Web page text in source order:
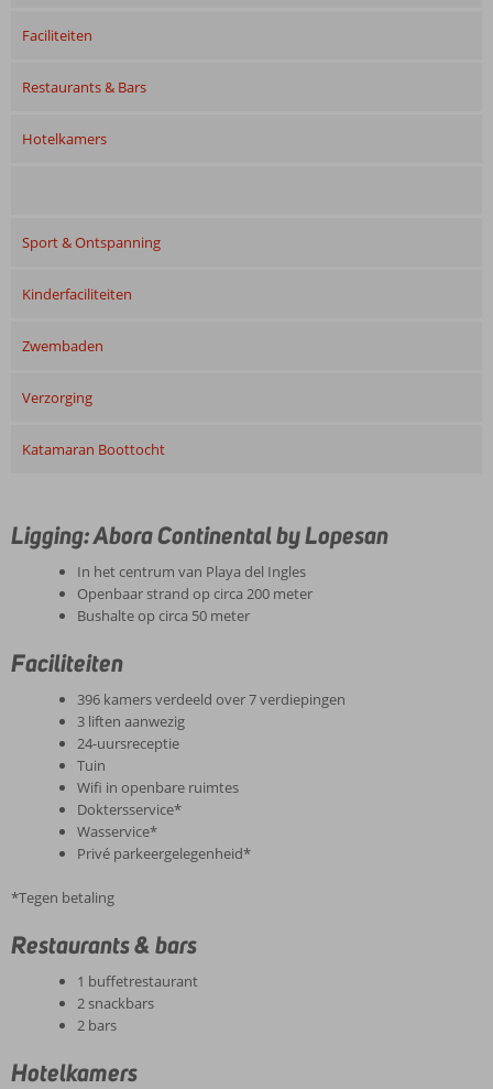
Faciliteiten
Restaurants & Bars
Hotelkamers
Sport & Ontspanning
Kinderfaciliteiten
Zwembaden
Verzorging
Katamaran Boottocht
Ligging: Abora Continental by Lopesan
In het centrum van Playa del Ingles
Openbaar strand op circa 200 meter
Bushalte op circa 50 meter
Faciliteiten
396 kamers verdeeld over 7 verdiepingen
3 liften aanwezig
24-uursreceptie
Tuin
Wifi in openbare ruimtes
Doktersservice*
Wasservice*
Privé parkeergelegenheid*
*Tegen betaling
Restaurants & bars
1 buffetrestaurant
2 snackbars
2 bars
Hotelkamers